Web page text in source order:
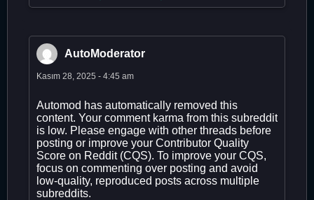
AutoModerator
Kasım 28, 2025 - 4:45 am
Automod has automatically removed this
content. Your comment karma from this subreddit
is low. Please engage with other threads before
posting or improve your Contributor Quality
Score on Reddit (CQS). To improve your CQS,
focus on commenting over posting and avoid
low-quality, reproduced posts across multiple
subreddits.